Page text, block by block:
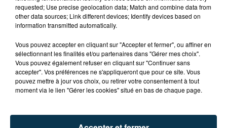
PAROLES !" ORGANISÉ À FIRMINY
requested; Use precise geolocation data; Match and combine data from
other data sources; Link different devices; Identify devices based on
information transmitted automatically.
Vous pouvez accepter en cliquant sur "Accepter et fermer", ou affiner en
sélectionnant les finalités et/ou partenaires dans "Gérer mes choix".
Vous pouvez également refuser en cliquant sur "Continuer sans
accepter". Vos préférences ne s'appliqueront que pour ce site. Vous
pouvez mettre à jour vos choix, ou retirer votre consentement à tout
moment via le lien "Gérer les cookies" situé en bas de chaque page.